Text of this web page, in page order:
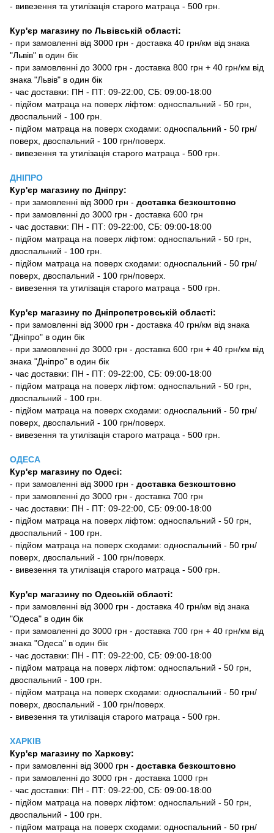
- вивезення та утилізація старого матраца - 500 грн.
Кур'єр магазину по Львівській області:
- при замовленні від 3000 грн - доставка 40 грн/км від знака
"Львів" в один бік
- при замовленні до 3000 грн - доставка 800 грн + 40 грн/км від
знака "Львів" в один бік
- час доставки: ПН - ПТ: 09-22:00, СБ: 09:00-18:00
- підйом матраца на поверх ліфтом: односпальний - 50 грн,
двоспальний - 100 грн.
- підйом матраца на поверх сходами: односпальний - 50 грн/
поверх, двоспальний - 100 грн/поверх.
- вивезення та утилізація старого матраца - 500 грн.
ДНІПРО
Кур'єр магазину по Дніпру:
- при замовленні від 3000 грн - доставка безкоштовно
- при замовленні до 3000 грн - доставка 600 грн
- час доставки: ПН - ПТ: 09-22:00, СБ: 09:00-18:00
- підйом матраца на поверх ліфтом: односпальний - 50 грн,
двоспальний - 100 грн.
- підйом матраца на поверх сходами: односпальний - 50 грн/
поверх, двоспальний - 100 грн/поверх.
- вивезення та утилізація старого матраца - 500 грн.
Кур'єр магазину по Дніпропетровській області:
- при замовленні від 3000 грн - доставка 40 грн/км від знака
"Дніпро" в один бік
- при замовленні до 3000 грн - доставка 600 грн + 40 грн/км від
знака "Дніпро" в один бік
- час доставки: ПН - ПТ: 09-22:00, СБ: 09:00-18:00
- підйом матраца на поверх ліфтом: односпальний - 50 грн,
двоспальний - 100 грн.
- підйом матраца на поверх сходами: односпальний - 50 грн/
поверх, двоспальний - 100 грн/поверх.
- вивезення та утилізація старого матраца - 500 грн.
ОДЕСА
Кур'єр магазину по Одесі:
- при замовленні від 3000 грн - доставка безкоштовно
- при замовленні до 3000 грн - доставка 700 грн
- час доставки: ПН - ПТ: 09-22:00, СБ: 09:00-18:00
- підйом матраца на поверх ліфтом: односпальний - 50 грн,
двоспальний - 100 грн.
- підйом матраца на поверх сходами: односпальний - 50 грн/
поверх, двоспальний - 100 грн/поверх.
- вивезення та утилізація старого матраца - 500 грн.
Кур'єр магазину по Одеській області:
- при замовленні від 3000 грн - доставка 40 грн/км від знака
"Одеса" в один бік
- при замовленні до 3000 грн - доставка 700 грн + 40 грн/км від
знака "Одеса" в один бік
- час доставки: ПН - ПТ: 09-22:00, СБ: 09:00-18:00
- підйом матраца на поверх ліфтом: односпальний - 50 грн,
двоспальний - 100 грн.
- підйом матраца на поверх сходами: односпальний - 50 грн/
поверх, двоспальний - 100 грн/поверх.
- вивезення та утилізація старого матраца - 500 грн.
ХАРКІВ
Кур'єр магазину по Харкову:
- при замовленні від 3000 грн - доставка безкоштовно
- при замовленні до 3000 грн - доставка 1000 грн
- час доставки: ПН - ПТ: 09-22:00, СБ: 09:00-18:00
- підйом матраца на поверх ліфтом: односпальний - 50 грн,
двоспальний - 100 грн.
- підйом матраца на поверх сходами: односпальний - 50 грн/